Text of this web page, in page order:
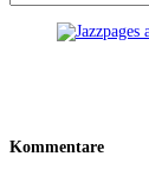
Kommentare